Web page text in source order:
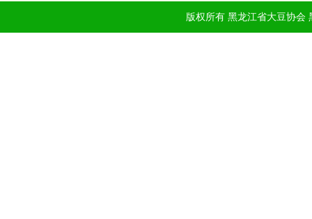
版权所有 黑龙江省大豆协会